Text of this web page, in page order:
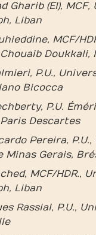
Gharib (El),
Liban
MCF/
Doukkali,
P.U.,
Bicocca
P.U.
Descartes
Pereira,
Minas Gerais,
MCF/HDR.,
Liban
Rassial, P.U.,